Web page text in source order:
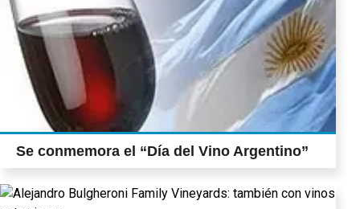
Se conmemora el “Día del Vino Argentino”